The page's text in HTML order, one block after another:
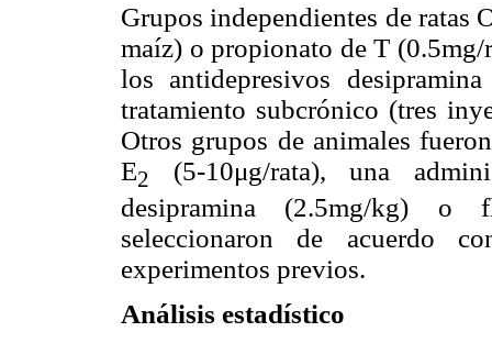
Grupos independientes de ratas
maíz) o propionato de T (0.5mg/
los antidepresivos
tratamiento subcrónico (tres
Otros grupos de animales
E2
(5-10μg/rata), una
desipramina (2.5mg/kg) o
seleccionaron de acuerdo
experimentos previos.
Análisis estadístico